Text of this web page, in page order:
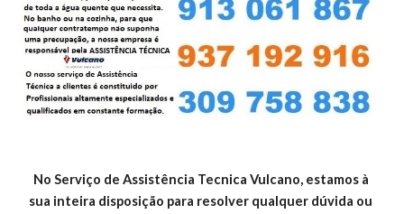
No Serviço de Assistência Tecnica Vulcano, estamos à
sua inteira disposição para resolver qualquer dúvida ou